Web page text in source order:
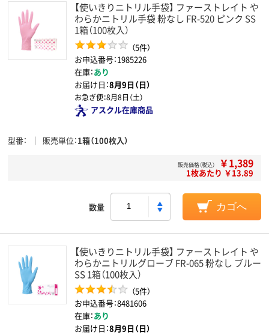
【使いきりニトリル手袋】 ファーストレイト や
わらかニトリル手袋 粉なし FR-520 ピンク SS
1箱（100枚入）
（5件）
お申込番号：1985226
在庫：あり
お届け日：8月9日（日）
お急ぎ便：8月8日（土）
アスクル在庫商品
型番 販売単位 1箱（100枚入）
販売価格（税込） ￥1,389
1枚あたり ￥13.89
数量 カゴへ
【使いきりニトリル手袋】 ファーストレイト や
わらかニトリルグローブ FR-065 粉なし ブルー
SS 1箱（100枚入）
（5件）
お申込番号：8481606
在庫：あり
お届け日：8月9日（日）